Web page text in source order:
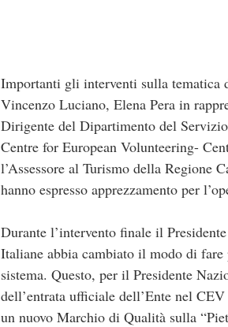
Importanti gli interventi sulla tematica
Vincenzo Luciano, Elena Pera in
Dirigente del Dipartimento del
Centre for European Volunteering-
l’Assessore al Turismo della Regione
hanno espresso apprezzamento per
Durante l’intervento finale il
Italiane abbia cambiato il modo di
sistema. Questo, per il Presidente
dell’entrata ufficiale dell’Ente nel
un nuovo Marchio di Qualità sulla